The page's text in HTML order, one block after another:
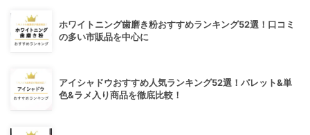
ホワイトニング歯磨き粉おすすめランキング52選！口コミ
の多い市販品を中心に
アイシャドウおすすめ人気ランキング52選！パレット&単
色&ラメ入り商品を徹底比較！